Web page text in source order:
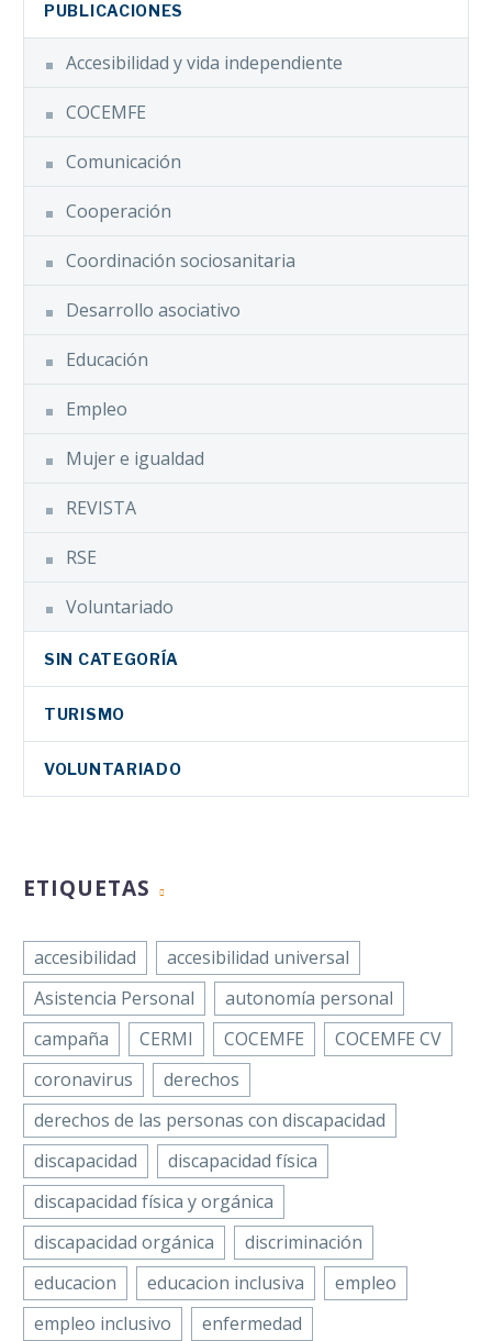
PUBLICACIONES
Accesibilidad y vida independiente
COCEMFE
Comunicación
Cooperación
Coordinación sociosanitaria
Desarrollo asociativo
Educación
Empleo
Mujer e igualdad
REVISTA
RSE
Voluntariado
SIN CATEGORÍA
TURISMO
VOLUNTARIADO
ETIQUETAS
accesibilidad
accesibilidad universal
Asistencia Personal
autonomía personal
campaña
CERMI COCEMFE
COCEMFE CV
coronavirus
derechos
derechos de las personas con discapacidad
discapacidad
discapacidad física
discapacidad física y orgánica
discapacidad orgánica
discriminación
educacion
educacion inclusiva
empleo
empleo inclusivo
enfermedad